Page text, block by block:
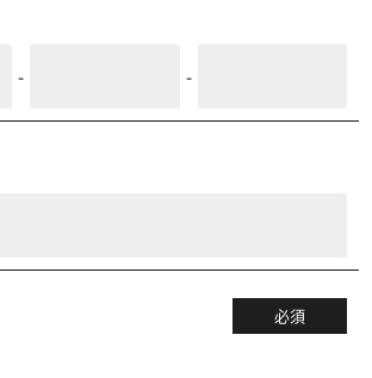
- -
必須